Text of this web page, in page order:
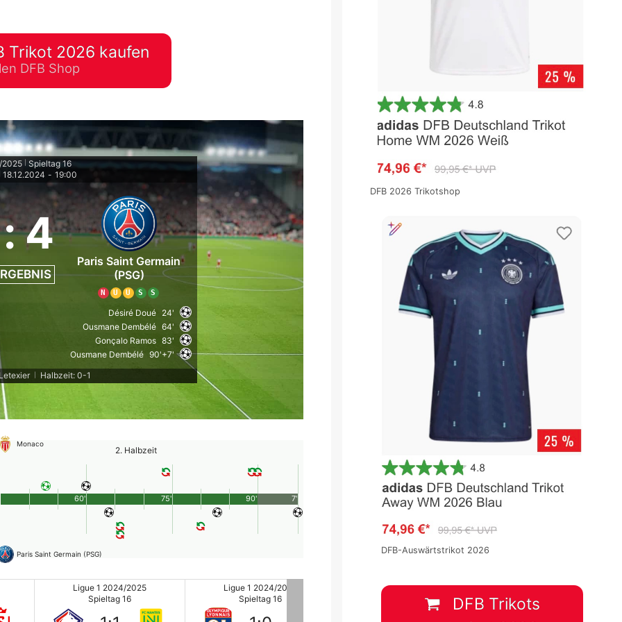
automatisch ausfüllen
Trikot 2026 kaufen
DFB Shop
2025
Spieltag 16
18.12.2024 - 19:00
:4
Paris Saint Germain
(PSG)
N U U S S
Désiré Doué 24'
Ousmane Dembélé 64'
Gonçalo Ramos 83'
Ousmane Dembélé 90'+7'
Halbzeit: 0-1
Monaco
2. Halbzeit
Paris Saint Germain (PSG)
90'
60' 75' 7'
Ligue 1 2024/2025
Spieltag 16
Ligue 1 2024/2025
Spieltag 16
Ligue 1 2024/2025
Spieltag 16
Ligue 1 2024/2025
DFB 2026 Trikotshop
DFB-Auswärtstrikot 2026
DFB Trikots